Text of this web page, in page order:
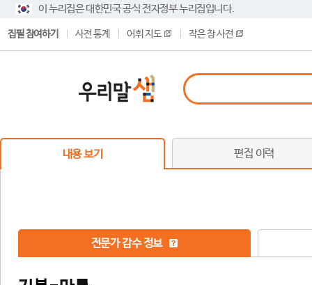
이 누리집은 대한민국 공식 전자정부 누리집입니다.
집필 참여하기 사전 통계 어휘 지도 작은 창 사전
내용 보기 편집 이력
전문가 감수 정보